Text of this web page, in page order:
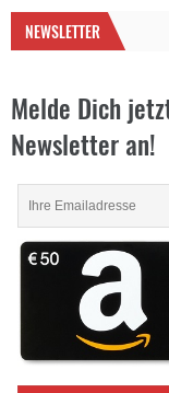
NEWSLETTER
Melde Dich
Newsletter an!